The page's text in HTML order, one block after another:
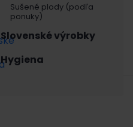
Sušené plody (podľa
ponuky)
Slovenské výrobky
Hygiena